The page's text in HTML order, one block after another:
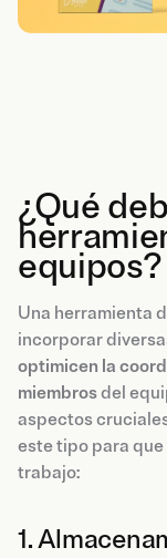
¿Qué
equipos?
Una herramienta
incorporar
optimicen la
miembrosdel
aspectos
este tipo para
trabajo:
1.